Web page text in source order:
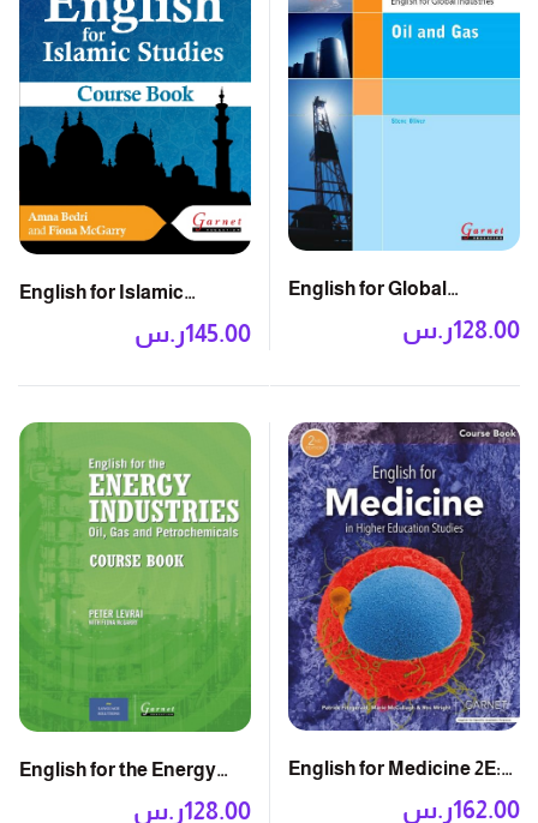
English for Global
Industries: Course Book
ر.س128.00
English for Islamic
Studies: Course Book
with Audio CD
ر.س145.00
English for Medicine 2E:
ر.س162.00
English for the Energy
Industries: Course Book
ر.س128.00